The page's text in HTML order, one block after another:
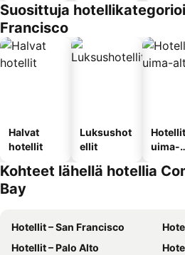
Suosittuja
Francisco
Halvat
hotellit
Luksushot
ellit
Hotellit
uima-
Kohteet lähellä hotellia
Bay
Hotellit – San Francisco
Hotellit – Palo Alto